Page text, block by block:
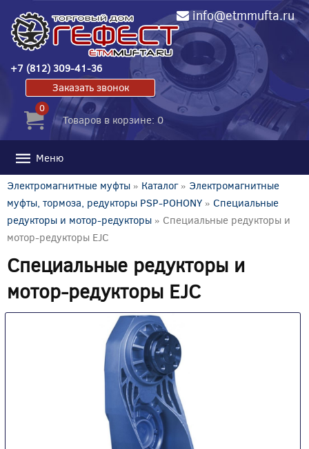
info@etmmufta.ru
+7 (812) 309-41-36
Заказать звонок
0
Товаров в корзине: 0
Меню
Электромагнитные муфты » Каталог» Электромагнитные
муфты, тормоза, редукторы PSP-POHONY » Специальные
редукторы и мотор-редукторы » Специальные редукторы и
мотор-редукторы EJC
Специальные редукторы и
мотор-редукторы EJC